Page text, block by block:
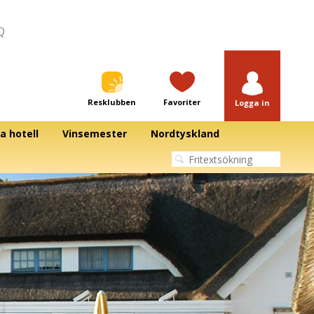
Resklubben Favoriter Logga in
hotell Vinsemester Nordtyskland